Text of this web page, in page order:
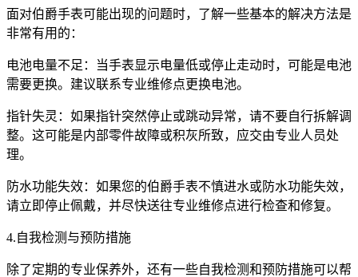
面对伯爵手表可能出现的问题时，了解一些基本的解决方法是
非常有用的：
电池电量不足：当手表显示电量低或停止走动时，可能是电池
需要更换。建议联系专业维修点更换电池。
指针失灵：如果指针突然停止或跳动异常，请不要自行拆解调
整。这可能是内部零件故障或积灰所致，应交由专业人员处
理。
防水功能失效：如果您的伯爵手表不慎进水或防水功能失效，
请立即停止佩戴，并尽快送往专业维修点进行检查和修复。
4.自我检测与预防措施
除了定期的专业保养外，还有一些自我检测和预防措施可以帮